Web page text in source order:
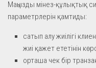
Маңызды мінез-құлықтық
параметрлерін қамтиды:
сатып алу жиілігі
жиі қажет ететінін
орташа чек бір